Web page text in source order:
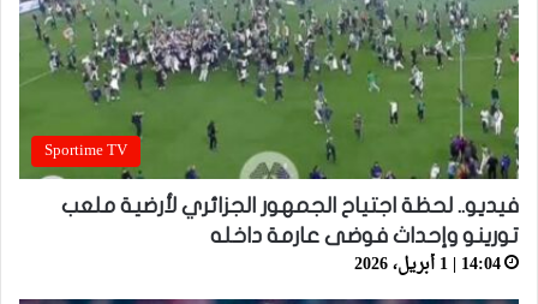
Sportime TV
فيديو.. لحظة اجتياح الجمهور الجزائري لأرضية ملعب
تورينو وإحداث فوضى عارمة داخله
14:04 | 1 أبريل، 2026